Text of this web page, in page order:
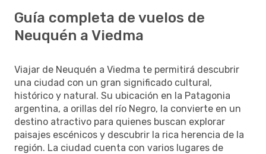
Guía completa de vuelos de
Neuquén a Viedma
Viajar de Neuquén a Viedma te permitirá descubrir
una ciudad con un gran significado cultural,
histórico y natural. Su ubicación en la Patagonia
argentina, a orillas del río Negro, la convierte en un
destino atractivo para quienes buscan explorar
paisajes escénicos y descubrir la rica herencia de la
región. La ciudad cuenta con varios lugares de